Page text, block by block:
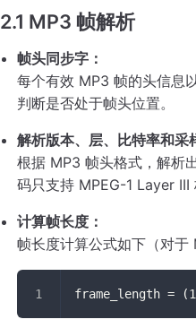
2.1 MP3 帧解析
帧头同步字：
每个有效 MP3 帧的头信息
判断是否处于帧头位置。
解析版本、层、比特率和采
根据 MP3 帧头格式，解析
码只支持 MPEG-1 Layer III
计算帧长度：
帧长度计算公式如下（对于
frame_length =